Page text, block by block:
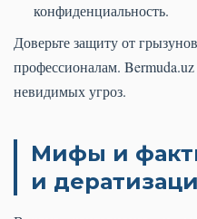
конфиденциальность.
Доверьте защиту от
профессионалам.
невидимых угроз.
Мифы и
и